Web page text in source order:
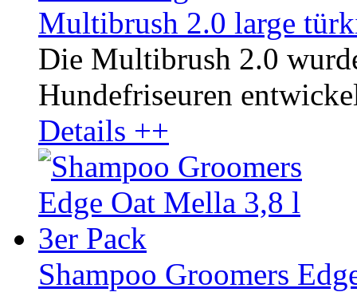
Multibrush 2.0 large
Die Multibrush 2.0
Hundefriseuren
Details ++
Shampoo Groomers